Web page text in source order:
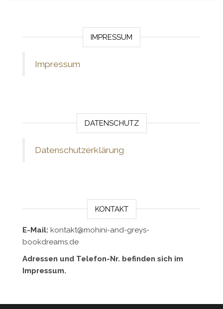
IMPRESSUM
Impressum
DATENSCHUTZ
Datenschutzerklärung
KONTAKT
E-Mail: kontakt@mohini-and-greys-
bookdreams.de
Adressen und Telefon-Nr. befinden sich im
Impressum.